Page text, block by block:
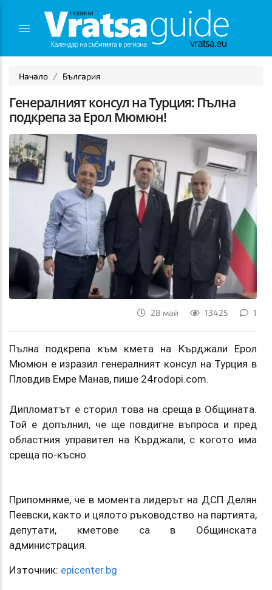
Начало България
Генералният консул на Турция: Пълна
подкрепа за Ерол Мюмюн!
28 май 13425 1
Пълна подкрепа към кмета на Кърджали Ерол
Мюмюн е изразил генералният консул на Турция в
Пловдив Емре Манав, пише 24rodopi.com.
Дипломатът е сторил това на среща в Общината.
Той е допълнил, че ще повдигне въпроса и пред
областния управител на Кърджали, с когото има
среща по-късно.
Припомняме, че в момента лидерът на ДСП Делян
Пеевски, както и цялото ръководство на партията,
депутати, кметове са в Общинската
администрация.
Източник: epicenter.bg